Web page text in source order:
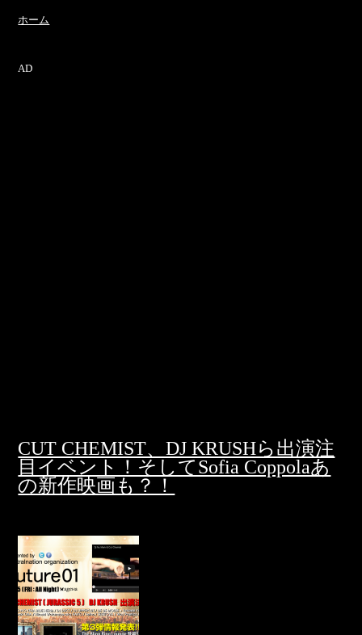
ホーム
AD
CUT CHEMIST、DJ KRUSHら出演注
目イベント！そしてSofia Coppolaあ
の新作映画も？！